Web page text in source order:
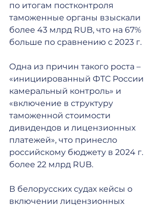
по итогам постконтроля
таможенные органы взыскали
более 43 млрд RUB, что на 67%
больше по сравнению с 2023 г.
Одна из причин такого роста –
«инициированный ФТС России
камеральный контроль» и
«включение в структуру
таможенной стоимости
дивидендов и лицензионных
платежей», что принесло
российскому бюджету в 2024 г.
более 22 млрд RUB.
В белорусских судах кейсы о
включении лицензионных